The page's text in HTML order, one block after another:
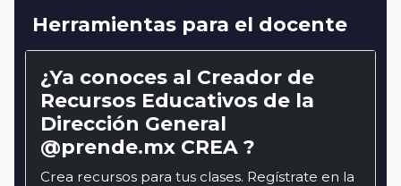
Herramientas para el docente
¿Ya conoces al Creador de
Recursos Educativos de la
Dirección General
@prende.mx CREA ?
Crea recursos para tus clases. Regístrate en la